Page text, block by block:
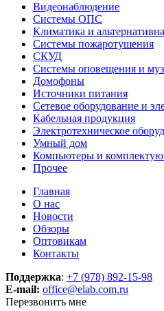
Видеонаблюдение
Системы ОПС
Климатика и
Системы пожаротушения
СКУД
Системы оповещения и
Домофоны
Источники питания
Сетевое оборудование и
Кабельная продукция
Электротехническое
Умный дом
Компьютеры и
Прочее
Главная
О нас
Новости
Обзоры
Оптовикам
Контакты
Поддержка: +7 (978) 892-15-98
E-mail: office@elab.com.ru
Перезвонить мне